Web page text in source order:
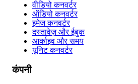
वीडियो कनवर्टर
ऑडियो कनवर्टर
इमेज कनवर्टर
दस्तावेज़ और ईबुक
आर्काइव और समय
यूनिट कनवर्टर
कंपनी